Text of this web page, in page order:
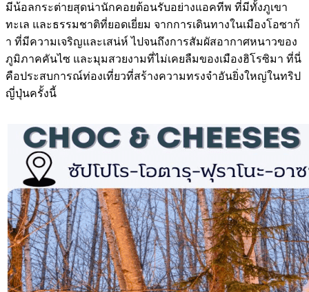
มีน้อลกระต่ายสุดน่านักคอยต้อนรับอย่างแอคทีพ ที่มีทั้งภูเขา
ทะเล และธรรมชาติที่ยอดเยี่ยม จากการเดินทางในเมืองโอซาก้
า ที่มีความเจริญและเสน่ห์ ไปจนถึงการสัมผัสอากาศหนาวของ
ภูมิภาคคันไซ และมุมสวยงามที่ไม่เคยลืมของเมืองฮิโรซิมา ที่นี่
คือประสบการณ์ท่องเที่ยวที่สร้างความทรงจำอันยิ่งใหญ่ในทริป
ญี่ปุ่นครั้งนี้